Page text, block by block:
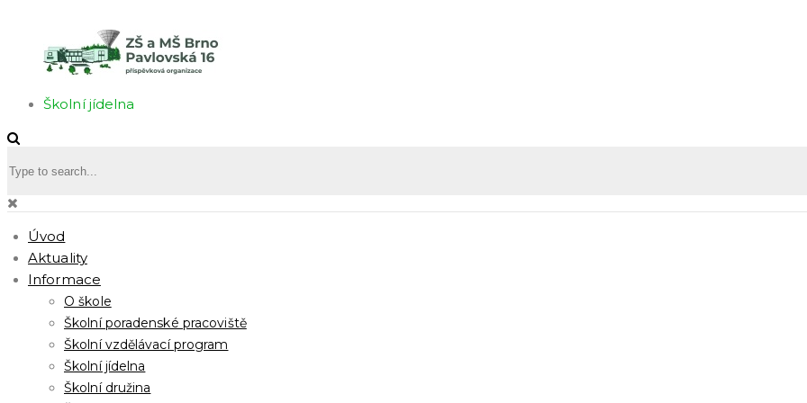
Školní jídelna
Úvod
Aktuality
Informace
O škole
Školní poradenské pracoviště
Školní vzdělávací program
Školní jídelna
Školní družina